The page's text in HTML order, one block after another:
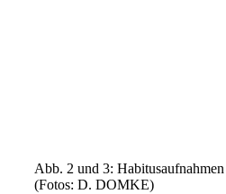
Abb. 2 und 3:
(Fotos: D. DOMKE)